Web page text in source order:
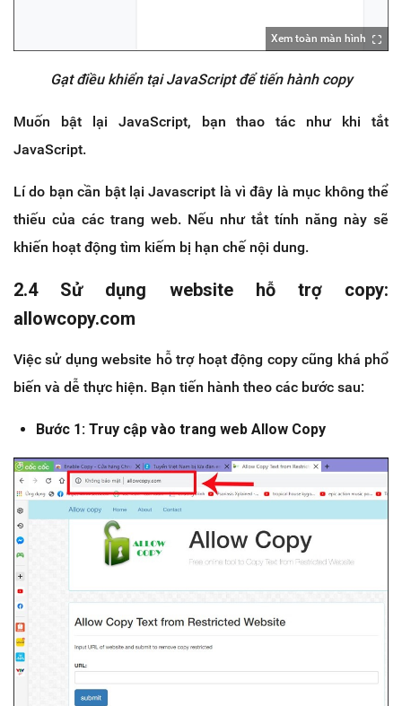
Xem toàn màn hình
Gạt điều khiển tại JavaScript để tiến hành copy
Muốn bật lại JavaScript, bạn thao tác như khi tắt
JavaScript.
Lí do bạn cần bật lại Javascript là vì đây là mục không thể
thiếu của các trang web. Nếu như tắt tính năng này sẽ
khiến hoạt động tìm kiếm bị hạn chế nội dung.
2.4 Sử dụng website hỗ trợ copy:
allowcopy.com
Việc sử dụng website hỗ trợ hoạt động copy cũng khá phổ
biến và dễ thực hiện. Bạn tiến hành theo các bước sau:
Bước 1: Truy cập vào trang web Allow Copy